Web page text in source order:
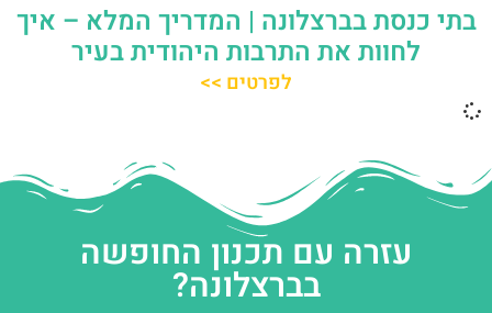
בתי כנסת בברצלונה | המדריך המלא – איך
לחוות את התרבות היהודית בעיר
לפרטים >>
עזרה עם תכנון החופשה
בברצלונה?